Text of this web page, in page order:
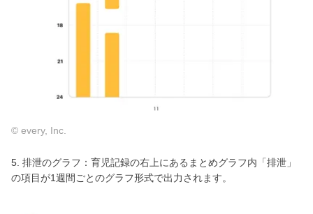
© every, Inc.
5. 排泄のグラフ：育児記録の右上にあるまとめグラフ内「排泄」
の項目が1週間ごとのグラフ形式で出力されます。